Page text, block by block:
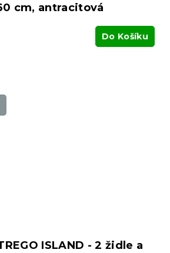
cm, antracitová
Do Košíku
ISLAND - 2 židle a